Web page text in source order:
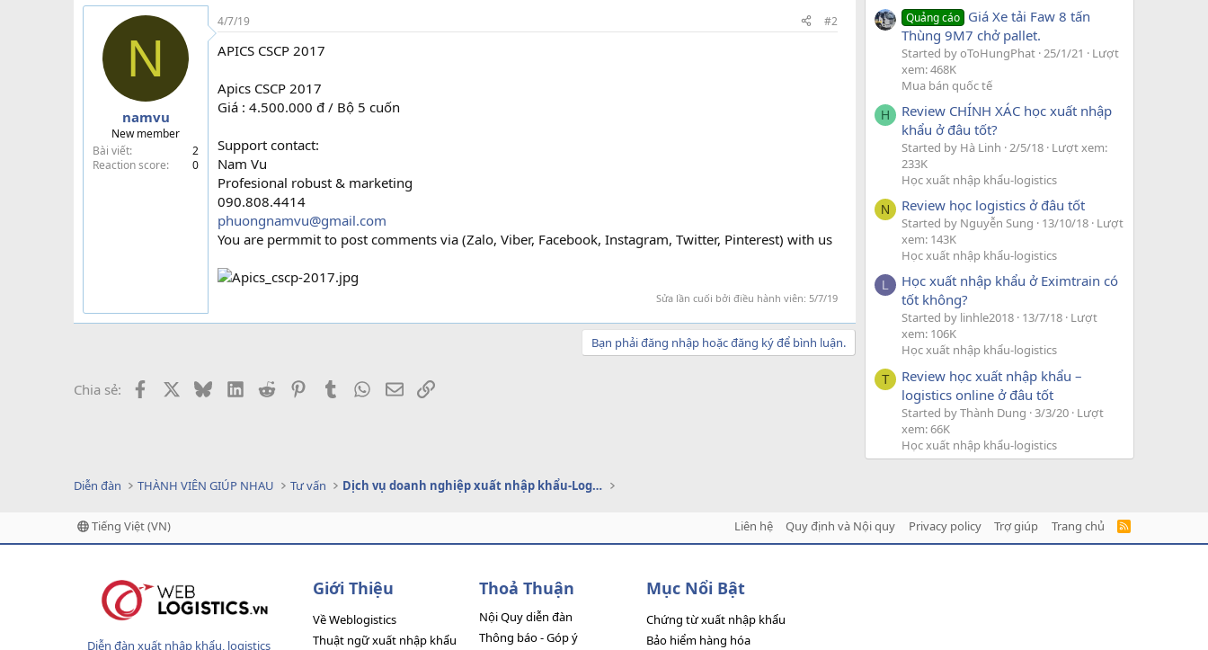
N
namvu
New member
Bài viết
2
Reaction score
0
4/7/19 #2
APICS CSCP 2017
Apics CSCP 2017
Giá : 4.500.000 đ / Bộ 5 cuốn
Support contact:
Nam Vu
Profesional robust & marketing
090.808.4414
phuongnamvu@gmail.com
You are permmit to post comments via (Zalo, Viber, Facebook, Instagram, Twitter, Pinterest) with us
Sửa lần cuối bởi điều hành viên: 5/7/19
Bạn phải đăng nhập hoặc đăng ký để bình luận.
Chia sẻ: Facebook BlueskyLinkedIn
Reddit PinterestTumblr WhatsApp
EmailLink
Quảng cáo Giá Xe tải Faw 8 tấn
Thùng 9M7 chở pallet.
Started by oToHungPhat 25/1/21
Lượt
xem: 468K
Mua bán quốc tế
H
Review CHÍNH XÁC học xuất nhập
khẩu ở đâu tốt?
Started by Hà Linh 2/5/18 Lượt xem:
233K
Học xuất nhập khẩu-logistics
N Review học logistics ở đâu tốt
Started by Nguyễn Sung 13/10/18 Lượt
xem: 143K
Học xuất nhập khẩu-logistics
L
Học xuất nhập khẩu ở Eximtrain có
tốt không?
Started by linhle2018 13/7/18 Lượt
xem: 106K
Học xuất nhập khẩu-logistics
T
Review học xuất nhập khẩu –
logistics online ở đâu tốt
Started by Thành Dung 3/3/20 Lượt
xem: 66K
Học xuất nhập khẩu-logistics
Diễn đàn THÀNH VIÊN GIÚP NHAU Tư vấn Dịch vụ doanh nghiệp xuất nhập khẩu-Logistics
Tiếng Việt (VN) Liên hệ Quy định và Nội quy Privacy policy Trợ giúp Trang chủ
R
Diễn đàn xuất nhập khẩu, logistics
Giới Thiệu
Về Weblogistics
Thuật ngữ xuất nhập khẩu
Thoả Thuận
Nội Quy diễn đàn
Thông báo - Góp ý
Mục Nổi Bật
Chứng từ xuất nhập khẩu
Bảo hiểm hàng hóa